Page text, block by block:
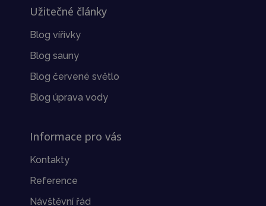
Užitečné články
Blog vířivky
Blog sauny
Blog červené světlo
Blog úprava vody
Informace pro vás
Kontakty
Reference
Návštěvní řád